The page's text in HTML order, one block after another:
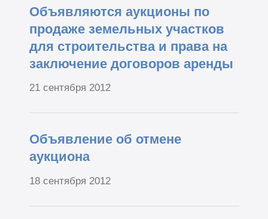
Объявляются аукционы по
продаже земельных участков
для строительства и права на
заключение договоров аренды
21 сентября 2012
Объявление об отмене
аукциона
18 сентября 2012